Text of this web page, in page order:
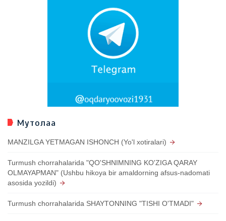
Мутолаа
MANZILGA YETMAGAN ISHONCH (Yo'l xotiralari)
Turmush chorrahalarida "QO'SHNIMNING KO'ZIGA QARAY
OLMAYAPMAN" (Ushbu hikoya bir amaldorning afsus-nadomati
asosida yozildi)
Turmush chorrahalarida SHAYTONNING "TISHI O'TMADI"